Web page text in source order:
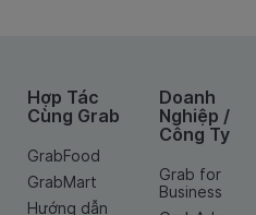
Hợp Tác
Cùng Grab
GrabFood
GrabMart
Hướng dẫn
Doanh
Nghiệp /
Công Ty
Grab for
Business